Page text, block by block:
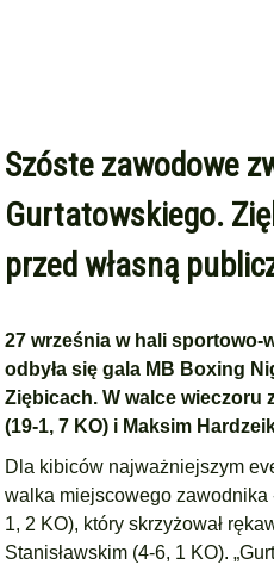
Szóste zawodowe
Gurtatowskiego.
przed własną
27 września w hali sportowo-
odbyła się gala MB Boxing
Ziębicach. W walce wieczoru
(19-1, 7 KO) i Maksim
Dla kibiców najważniejszym
walka miejscowego
1, 2 KO), który skrzyżował
Stanisławskim (4-6, 1 KO).